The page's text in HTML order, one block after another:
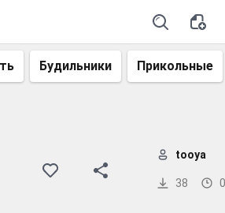
Будильники Прикольные
38
tooya